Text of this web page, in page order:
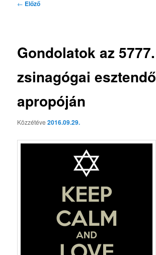
Bejegyzés
← Előző
Gondolatok az 5777.
zsinagógai esztendő
apropóján
Közzétéve2016.09.29.